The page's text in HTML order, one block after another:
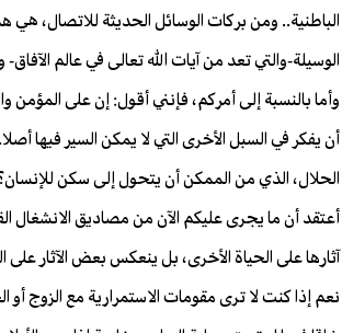
الباطنية.. ومن بركات الوسائل الحديثة للاتصال،
الوسيلة-والتي تعد من آيات الله تعالى في عالم
وأما بالنسبة إلى أمركم، فإنني أقول: إن على المؤمن
أن يفكر في السبل الأخرى التي لا يمكن السير فيها
الحلال، الذي من الممكن أن يتحول إلى سكن
أعتقد أن ما يجرى عليكم الآن من مصاديق الانشغال
آثارها على الحياة الأخرى، بل ينعكس بعض الآثار على
نعم إذا كنت لا ترى مقومات الاستمرارية مع الزوج